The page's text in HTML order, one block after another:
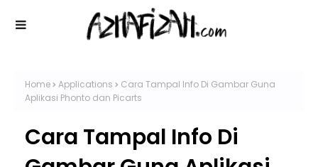
Home Applications
Cara Tampal Info Di Gambar Guna
Aplikasi Phonto dan Picarts
Cara Tampal Info Di